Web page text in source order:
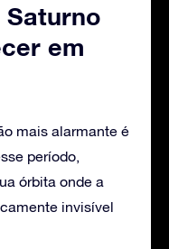
em
mais alarmante é
período,
órbita onde a
invisível